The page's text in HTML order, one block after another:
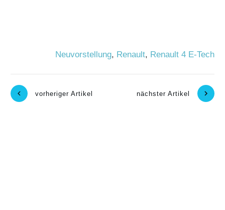
Neuvorstellung, Renault, Renault 4 E-Tech
vorheriger Artikel nächster Artikel